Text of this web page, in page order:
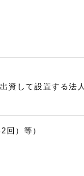
資して設置する法人
回）等）